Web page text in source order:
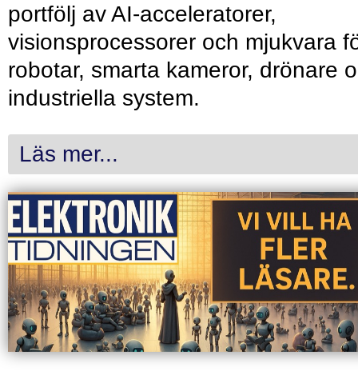
portfölj av AI-acceleratorer,
visionsprocessorer och mjukvara
robotar, smarta kameror, drönare
industriella system.
Läs mer...